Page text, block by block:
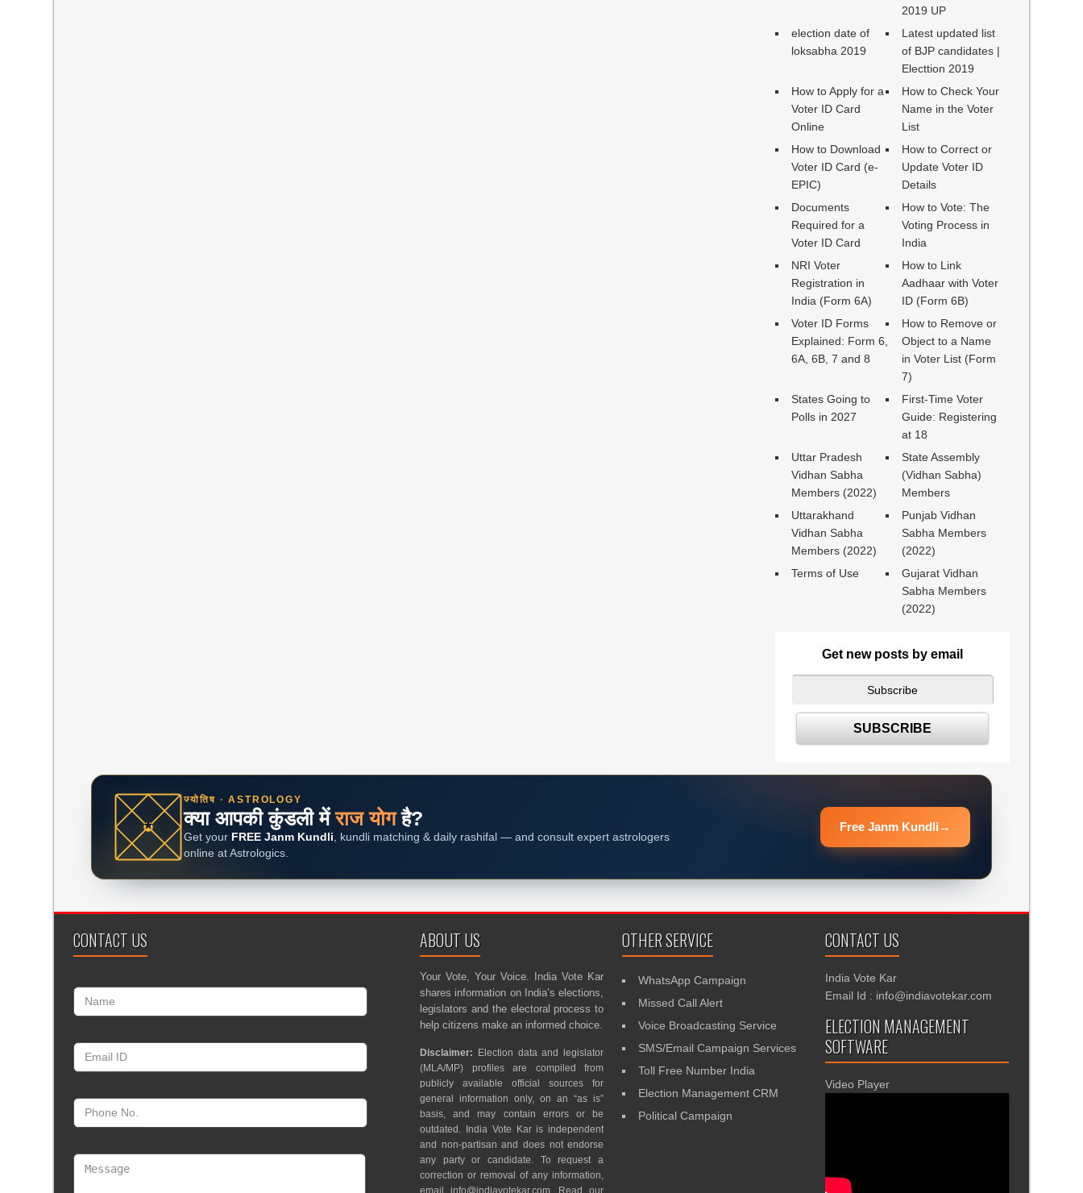
2019 UP
election date of
loksabha 2019
Latest updated list
of BJP candidates |
Electtion 2019
How to Apply for a
Voter ID Card
Online
How to Check Your
Name in the Voter
List
How to Download
Voter ID Card (e-
EPIC)
How to Correct or
Update Voter ID
Details
Documents
Required for a
Voter ID Card
How to Vote: The
Voting Process in
India
NRI Voter
Registration in
India (Form 6A)
How to Link
Aadhaar with Voter
ID (Form 6B)
Voter ID Forms
Explained: Form 6,
6A, 6B, 7 and 8
How to Remove or
Object to a Name
in Voter List (Form
7)
States Going to
Polls in 2027
First-Time Voter
Guide: Registering
at 18
Uttar Pradesh
Vidhan Sabha
Members (2022)
State Assembly
(Vidhan Sabha)
Members
Uttarakhand
Vidhan Sabha
Members (2022)
Punjab Vidhan
Sabha Members
(2022)
Terms of Use
Gujarat Vidhan
Sabha Members
(2022)
Get new posts by email
ज्योतिष · ASTROLOGY
क्या आपकी कुंडली मेंराज योगहै?
Get your FREE Janm Kundli, kundli matching & daily rashifal — and consult expert astrologers
online at Astrologics.
Free Janm Kundli →
CONTACT US ABOUT US
Your Vote, Your Voice. India Vote Kar
shares information on India’s elections,
legislators and the electoral process to
help citizens make an informed choice.
Disclaimer: Election data and legislator
(MLA/MP) profiles are compiled from
publicly available official sources for
general information only, on an “as is”
basis, and may contain errors or be
outdated. India Vote Kar is independent
and non-partisan and does not endorse
any party or candidate. To request a
correction or removal of any information,
email info@indiavotekar.com. Read our
OTHER SERVICE
WhatsApp Campaign
Missed Call Alert
Voice Broadcasting Service
SMS/Email Campaign Services
Toll Free Number India
Election Management CRM
Political Campaign
CONTACT US
India Vote Kar
Email Id : info@indiavotekar.com
ELECTION MANAGEMENT
SOFTWARE
Video Player